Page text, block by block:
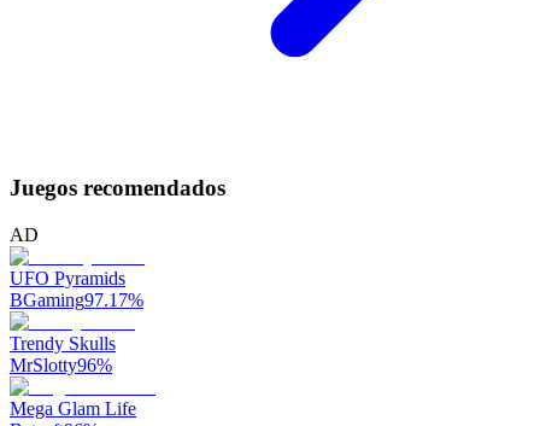
Juegos recomendados
AD
UFO Pyramids
BGaming97.17%
Trendy Skulls
MrSlotty96%
Mega Glam Life